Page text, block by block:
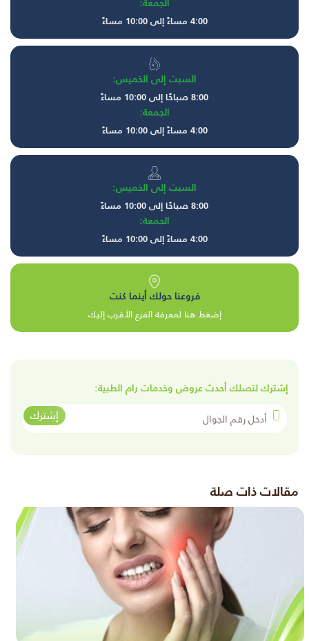
4:00 مساءً إلى 10:00 مساءً
السبت إلى الخميس:
8:00 صباحًا إلى 10:00 مساءً
الجمعة:
4:00 مساءً إلى 10:00 مساءً
السبت إلى الخميس:
8:00 صباحًا إلى 10:00 مساءً
الجمعة:
4:00 مساءً إلى 10:00 مساءً
فروعنا حولك أينما كنت
إضغط هنا لمعرفة الفرع الأقرب إليك
إشترك لتصلك أحدث عروض وخدمات رام الطبية:
أدخل رقم الجوال
إشترك
مقالات ذات صلة